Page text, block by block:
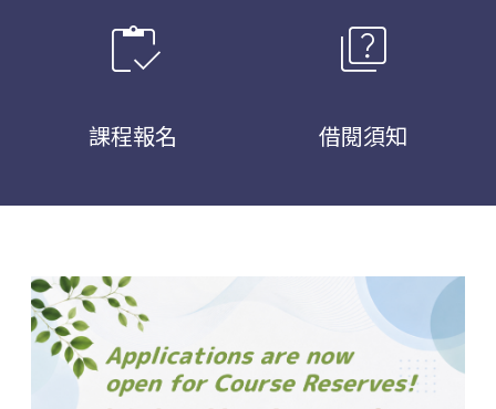
inventory
課程報名
quiz
借閱須知